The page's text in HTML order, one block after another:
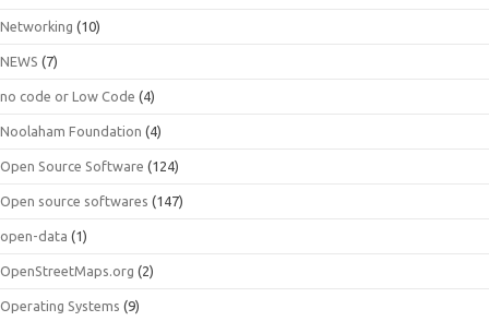
Networking (10)
NEWS (7)
no code or Low Code (4)
Noolaham Foundation (4)
Open Source Software (124)
Open source softwares (147)
open-data (1)
OpenStreetMaps.org (2)
Operating Systems (9)